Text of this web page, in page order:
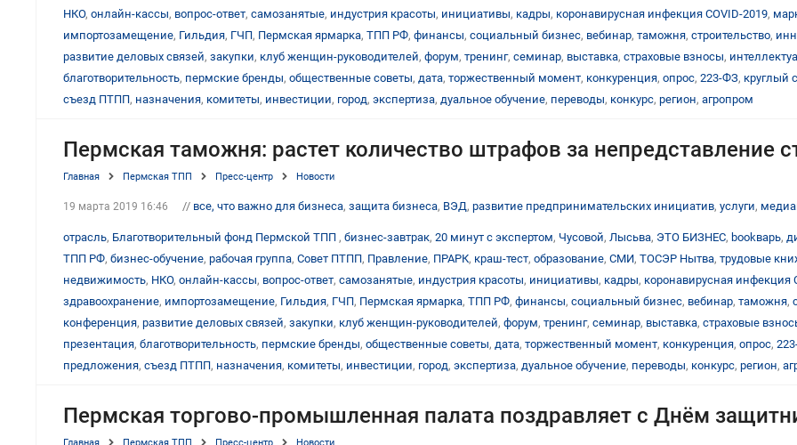
НКО, онлайн-кассы, вопрос-ответ, самозанятые, индустрия красоты, инициативы, кадры, коронавирусная инфекция COVID-2019,
импортозамещение, Гильдия, ГЧП, Пермская ярмарка, ТПП РФ, финансы, социальный бизнес, вебинар, таможня, строительство,
развитие деловых связей, закупки, клуб женщин-руководителей, форум, тренинг, семинар, выставка, страховые взносы,
благотворительность, пермские бренды, общественные советы, дата, торжественный момент, конкуренция, опрос, 223-ФЗ, круглый
съезд ПТПП, назначения, комитеты, инвестиции, город, экспертиза, дуальное обучение, переводы, конкурс, регион, агропром
Пермская таможня: растет количество штрафов за непредставление
Главная Пермская ТПП Пресс-центр Новости
19 марта 2019 16:46 // все, что важно для бизнеса, защита бизнеса, ВЭД, развитие предпринимательских инициатив, услуги,
отрасль, Благотворительный фонд Пермской ТПП , бизнес-завтрак, 20 минут с экспертом, Чусовой, Лысьва, ЭТО БИЗНЕС, bookварь,
ТПП РФ, бизнес-обучение, рабочая группа, Совет ПТПП, Правление, ПРАРК, краш-тест, образование, СМИ, ТОСЭР Нытва, трудовые
недвижимость, НКО, онлайн-кассы, вопрос-ответ, самозанятые, индустрия красоты, инициативы, кадры, коронавирусная инфекция
здравоохранение, импортозамещение, Гильдия, ГЧП, Пермская ярмарка, ТПП РФ, финансы, социальный бизнес, вебинар, таможня,
конференция, развитие деловых связей, закупки, клуб женщин-руководителей, форум, тренинг, семинар, выставка, страховые
презентация, благотворительность, пермские бренды, общественные советы, дата, торжественный момент, конкуренция, опрос,
предложения, съезд ПТПП, назначения, комитеты, инвестиции, город, экспертиза, дуальное обучение, переводы, конкурс, регион,
Пермская торгово-промышленная палата поздравляет с Днём
Главная Пермская ТПП Пресс-центр Новости